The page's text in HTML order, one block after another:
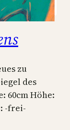
zu
des
60cm Höhe:
-frei-